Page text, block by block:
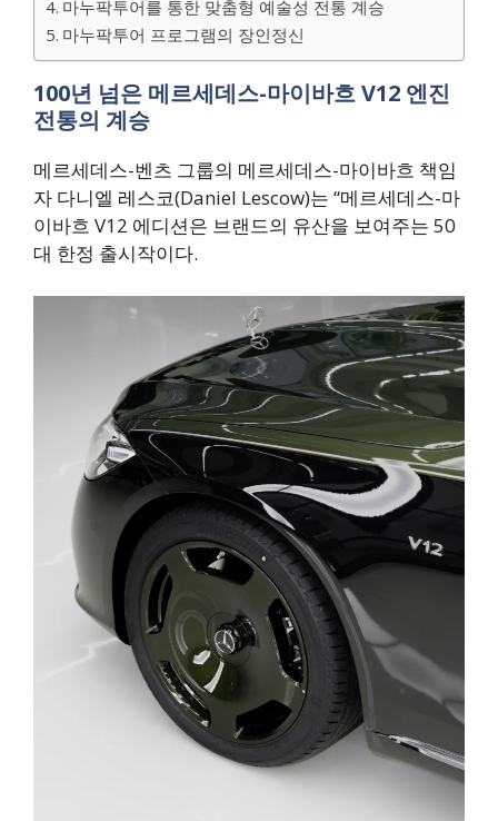
마누팍투어를 통한 맞춤형 예술성 전통 계승
마누팍투어 프로그램의 장인정신
100년 넘은 메르세데스-마이바흐 V12 엔진
전통의 계승
메르세데스-벤츠 그룹의 메르세데스-마이바흐 책임
자 다니엘 레스코(Daniel Lescow)는 “메르세데스-마
이바흐 V12 에디션은 브랜드의 유산을 보여주는 50
대 한정 출시작이다.